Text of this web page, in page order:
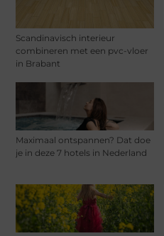
Scandinavisch interieur
combineren met een pvc-vloer
in Brabant
Maximaal ontspannen? Dat doe
je in deze 7 hotels in Nederland